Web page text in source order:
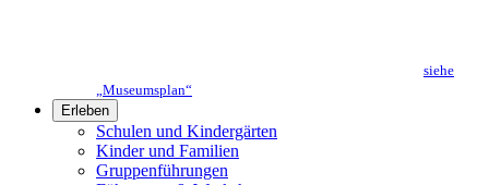
siehe
„Museumsplan“
Erleben
Schulen und Kindergärten
Kinder und Familien
Gruppenführungen